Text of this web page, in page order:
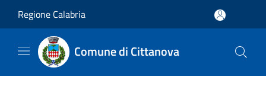
Regione Calabria
Comune di Cittanova